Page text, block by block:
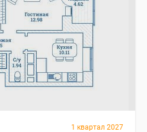
1 квартал 2027